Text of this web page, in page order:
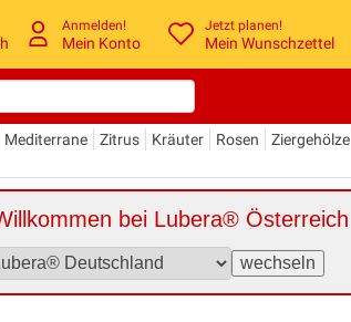
Anmelden!
Mein Konto
Jetzt planen!
Mein Wunschzettel
Mediterrane Zitrus Kräuter Rosen Ziergehölze
bei Lubera® Österreich